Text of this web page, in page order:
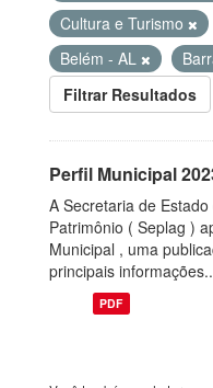
Cultura e Turismo
Belém - AL
Filtrar Resultados
Perfil Municipal
A Secretaria de
Patrimônio ( Seplag )
Municipal , uma
principais
PDF